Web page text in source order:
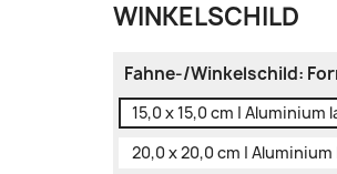
WINKELSCHILD
Fahne-/Winkelschild:
15,0 x 15,0 cm |
20,0 x 20,0 cm |